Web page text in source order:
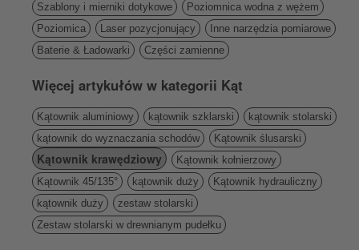
Szablony i mierniki dotykowe
Poziomnica wodna z wężem
Poziomica
Laser pozycjonujący
Inne narzędzia pomiarowe
Baterie & Ładowarki
Części zamienne
Więcej artykułów w kategorii Kąt
Kątownik aluminiowy kątownik szklarski
kątownik stolarski
kątownik do wyznaczania schodów
Kątownik ślusarski
Kątownik krawędziowy
Kątownik kołnierzowy
Kątownik 45/135°
kątownik duży
Kątownik hydrauliczny
kątownik duży
zestaw stolarski
Zestaw stolarski w drewnianym pudełku